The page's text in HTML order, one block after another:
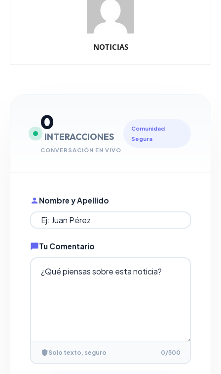
NOTICIAS
0
INTERACCIONES
CONVERSACIÓN EN VIVO
Comunidad
Segura
Nombre y Apellido
Tu Comentario
Solo texto, seguro 0/500